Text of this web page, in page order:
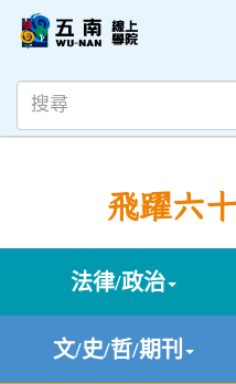
飛躍六
法律/政治
文/史/哲/期刊